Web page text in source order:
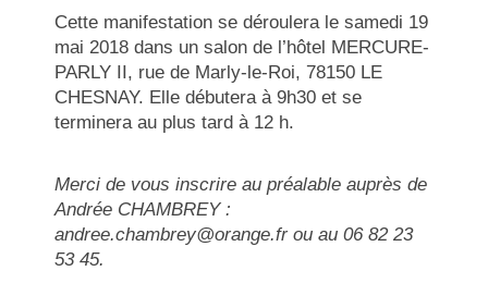
Cette manifestation se déroulera le samedi 19
mai 2018 dans un salon de l’hôtel MERCURE-
PARLY II, rue de Marly-le-Roi, 78150 LE
CHESNAY. Elle débutera à 9h30 et se
terminera au plus tard à 12 h.
Merci de vous inscrire au préalable auprès de
Andrée CHAMBREY :
andree.chambrey@orange.fr ou au 06 82 23
53 45.